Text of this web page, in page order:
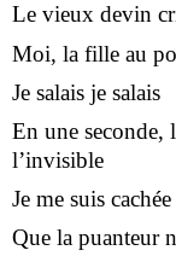
Le vieux devin
Moi, la fille au
Je salais je salais
En une seconde,
l’invisible
Je me suis
Que la puanteur